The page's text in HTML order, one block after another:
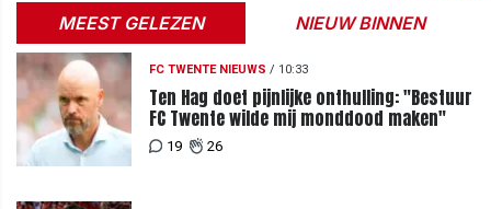
MEEST GELEZEN NIEUW BINNEN
FC TWENTE NIEUWS / 10:33
Ten Hag doet pijnlijke onthulling: "Bestuur
FC Twente wilde mij monddood maken"
19 26